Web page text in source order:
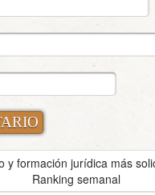
y formación jurídica más
Ranking semanal